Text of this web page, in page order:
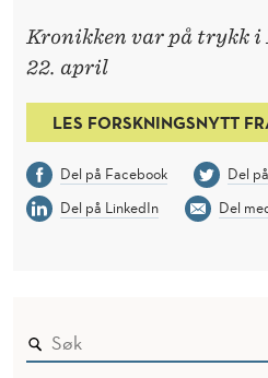
Kronikken var på trykk
22. april
LES FORSKNINGSNYTT
Del på Facebook
Del
Del på LinkedIn
Del